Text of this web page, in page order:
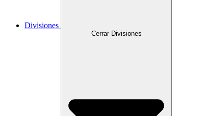
Divisiones
Cerrar Divisiones